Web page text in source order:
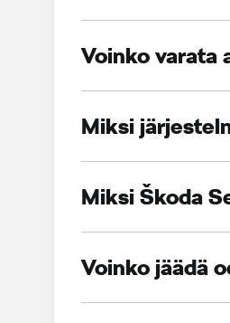
Voinko varata
Miksi
Miksi Škoda
Voinko jäädä